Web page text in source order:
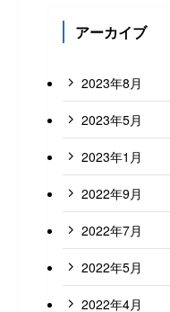
アーカイブ
2023年8月
2023年5月
2023年1月
2022年9月
2022年7月
2022年5月
2022年4月